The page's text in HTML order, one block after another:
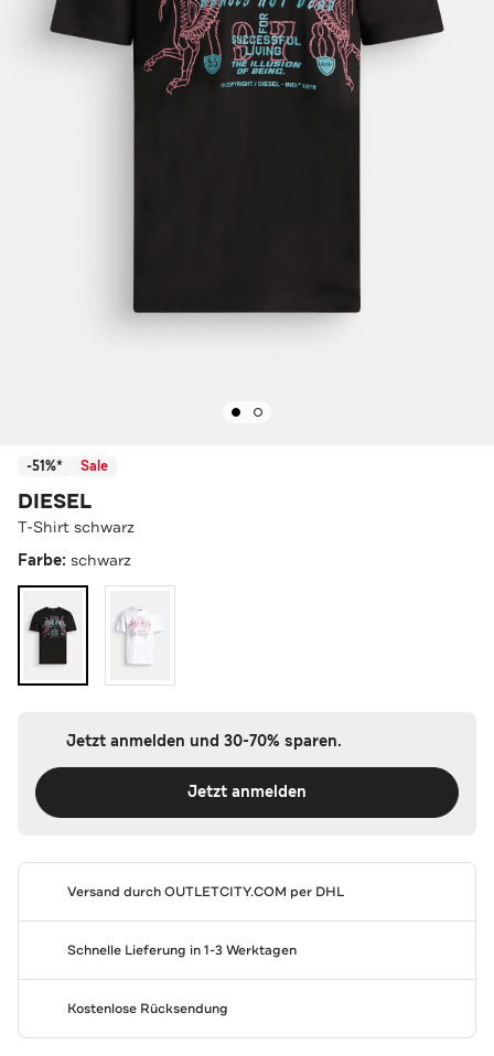
-51%* Sale
DIESEL
T-Shirt schwarz
Farbe: schwarz
Jetzt anmelden und 30-70% sparen.
Jetzt anmelden
Versand durchOUTLETCITY.COM per DHL
Schnelle Lieferung in 1-3 Werktagen
Kostenlose Rücksendung